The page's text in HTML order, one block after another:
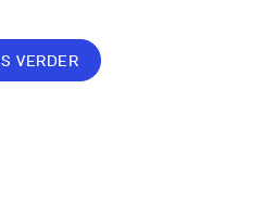
in plaats van € 449. Afhankelijk
kan jouw voordeel nog verder
VERDER